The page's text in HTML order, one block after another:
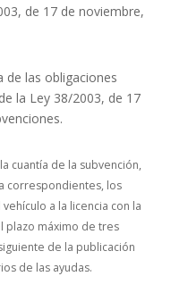
de 17 de noviembre,
de las obligaciones
la Ley 38/2003, de 17
cuantía de la subvención,
correspondientes, los
a la licencia con la
plazo máximo de tres
de la publicación
de las ayudas.